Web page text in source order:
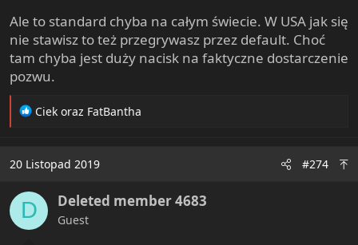
Ale to standard chyba na całym świecie. W USA jak się
nie stawisz to też przegrywasz przez default. Choć
tam chyba jest duży nacisk na faktyczne dostarczenie
pozwu.
R
t
o
n
s
Ciek oraz FatBantha
20 Listopad 2019 #274
D Deleted member 4683
Guest